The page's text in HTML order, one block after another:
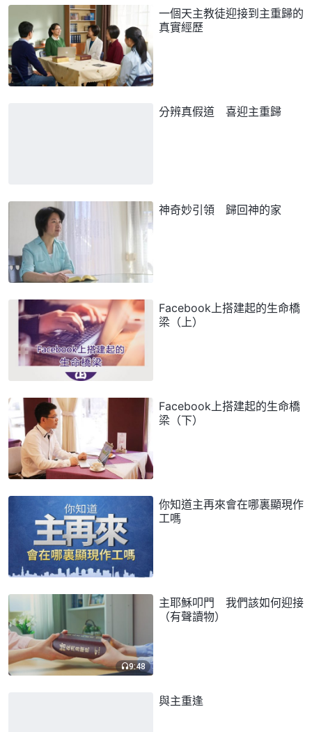
一個天主教徒迎接到主重歸的
真實經歷
分辨真假道 喜迎主重歸
神奇妙引領 歸回神的家
Facebook上搭建起的生命橋
梁（上）
Facebook上搭建起的生命橋
梁（下）
你知道主再來會在哪裏顯現作
工嗎
9:48
主耶穌叩門 我們該如何迎接
（有聲讀物）
與主重逢